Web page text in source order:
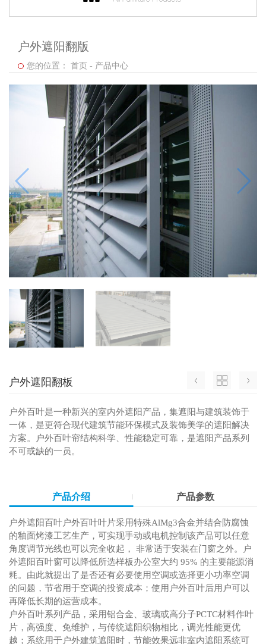
户外遮阳翻版
您的位置： 首页 - 产品中心
户外遮阳翻板
户外百叶是一种新兴的室内外遮阳产品，集遮阳与建筑装饰于
一体，是更符合现代建筑节能环保模式及装饰美学的遮阳解决
方案。户外百叶帘结构科学、性能稳定可靠，是遮阳产品系列
不可或缺的一员。
产品介绍 产品参数
户外遮阳百叶户外百叶叶片采用特殊AlMg3合金并结合防腐蚀
的釉面烤漆工艺生产，可实现手动或电机控制该产品可以任意
角度调节光线也可以完全收起， 非常适于安装在门窗之外。户
外遮阳百叶窗可以降低所选样板办公室大约 95% 的主要能源消
耗。由此就提出了是否还有必要使用空调或选择更小功率空调
的问题，节省用于空调的投资成本；使用户外百叶后用户可以
再降低长期的运营成本。
户外百叶系列产品，采用铝合金、玻璃或高分子PCTC材料作叶
片，高强度、免维护，与传统遮阳织物相比，调光性能更优
越；系统用于户外建筑遮阳时，节能效果远非室内遮阳系统可